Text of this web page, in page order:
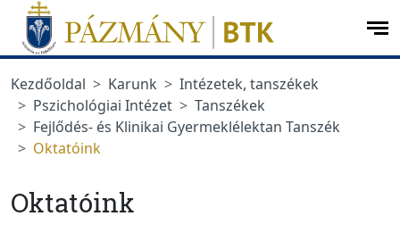
Ugrás a menüre
Ugrás a tartalomra
Kezdőoldal
Karunk
Intézetek, tanszékek
Pszichológiai Intézet
Tanszékek
Fejlődés- és Klinikai Gyermeklélektan Tanszék
Oktatóink
Oktatóink